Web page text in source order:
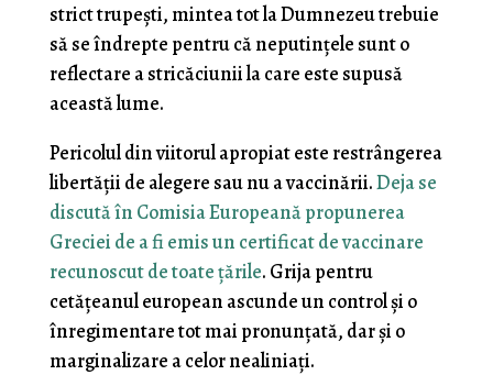
strict trupești, mintea tot la Dumnezeu trebuie
să se îndrepte pentru că neputințele sunt o
reflectare a stricăciunii la care este supusă
această lume.
Pericolul din viitorul apropiat este restrângerea
libertății de alegere sau nu a vaccinării.Deja se
discută în Comisia Europeană propunerea
Greciei de a fi emis un certificat de vaccinare
recunoscut de toate țările. Grija pentru
cetățeanul european ascunde un control și o
înregimentare tot mai pronunțată, dar și o
marginalizare a celor nealiniați.